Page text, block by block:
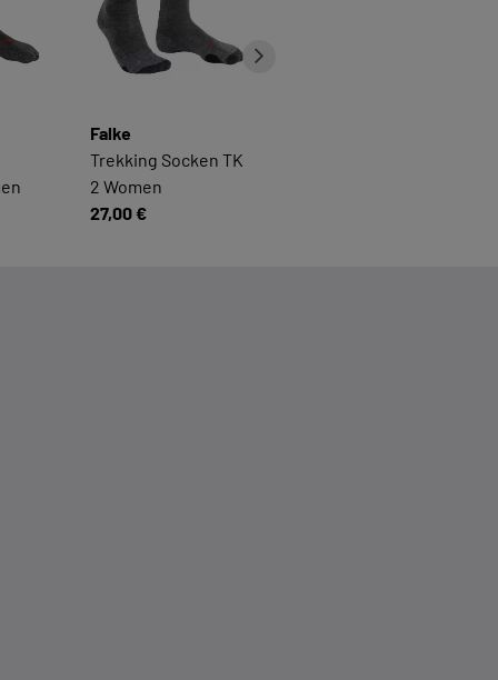
Falke
Trekking Socken TK
2 Women
27,00 €